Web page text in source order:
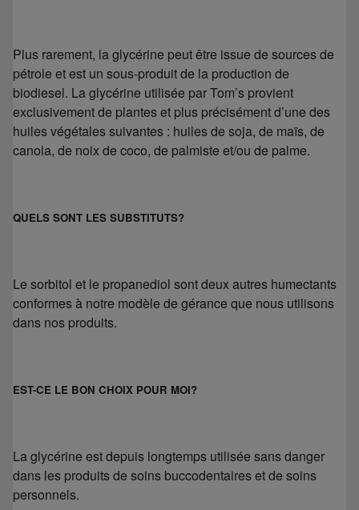
Plus rarement, la glycérine peut être issue de sources de
pétrole et est un sous-produit de la production de
biodiesel. La glycérine utilisée par Tom’s provient
exclusivement de plantes et plus précisément d’une des
huiles végétales suivantes : huiles de soja, de maïs, de
canola, de noix de coco, de palmiste et/ou de palme.
QUELS SONT LES SUBSTITUTS?
Le sorbitol et le propanediol sont deux autres humectants
conformes à notre modèle de gérance que nous utilisons
dans nos produits.
EST-CE LE BON CHOIX POUR MOI?
La glycérine est depuis longtemps utilisée sans danger
dans les produits de soins buccodentaires et de soins
personnels.